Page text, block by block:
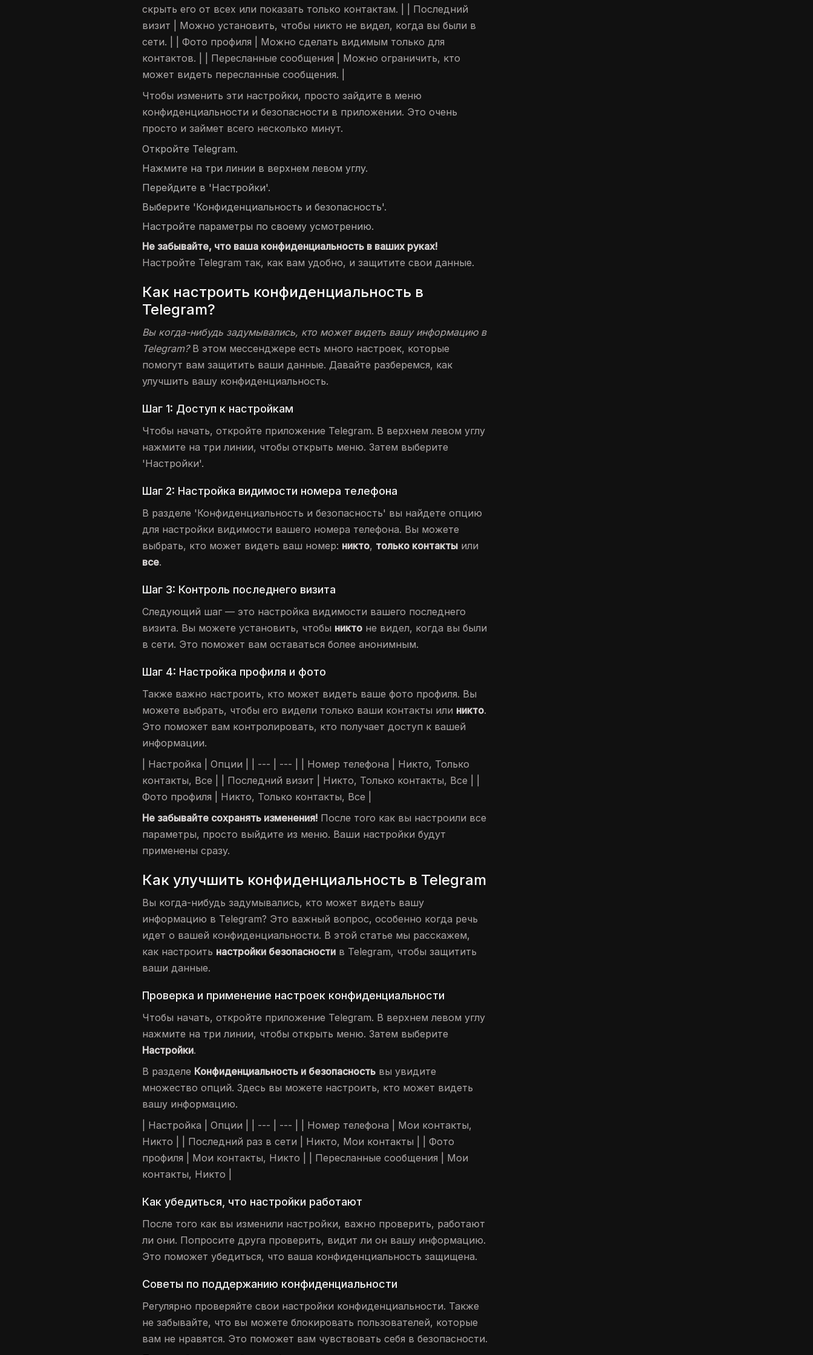
скрыть его от всех или показать только контактам. | | Последний
визит | Можно установить, чтобы никто не видел, когда вы были в
сети. | | Фото профиля | Можно сделать видимым только для
контактов. | | Пересланные сообщения | Можно ограничить, кто
может видеть пересланные сообщения. |
Чтобы изменить эти настройки, просто зайдите в меню
конфиденциальности и безопасности в приложении. Это очень
просто и займет всего несколько минут.
Откройте Telegram.
Нажмите на три линии в верхнем левом углу.
Перейдите в 'Настройки'.
Выберите 'Конфиденциальность и безопасность'.
Настройте параметры по своему усмотрению.
Не забывайте, что ваша конфиденциальность в ваших руках!
Настройте Telegram так, как вам удобно, и защитите свои данные.
Как настроить конфиденциальность в
Telegram?
Вы когда-нибудь задумывались, кто может видеть вашу информацию в
Telegram?В этом мессенджере есть много настроек, которые
помогут вам защитить ваши данные. Давайте разберемся, как
улучшить вашу конфиденциальность.
Шаг 1: Доступ к настройкам
Чтобы начать, откройте приложение Telegram. В верхнем левом углу
нажмите на три линии, чтобы открыть меню. Затем выберите
'Настройки'.
Шаг 2: Настройка видимости номера телефона
В разделе 'Конфиденциальность и безопасность' вы найдете опцию
для настройки видимости вашего номера телефона. Вы можете
выбрать, кто может видеть ваш номер: никто, только контакты или
все.
Шаг 3: Контроль последнего визита
Следующий шаг — это настройка видимости вашего последнего
визита. Вы можете установить, чтобы никто не видел, когда вы были
в сети. Это поможет вам оставаться более анонимным.
Шаг 4: Настройка профиля и фото
Также важно настроить, кто может видеть ваше фото профиля. Вы
можете выбрать, чтобы его видели только ваши контакты или никто.
Это поможет вам контролировать, кто получает доступ к вашей
информации.
| Настройка | Опции | | --- | --- | | Номер телефона | Никто, Только
контакты, Все | | Последний визит | Никто, Только контакты, Все | |
Фото профиля | Никто, Только контакты, Все |
Не забывайте сохранять изменения! После того как вы настроили все
параметры, просто выйдите из меню. Ваши настройки будут
применены сразу.
Как улучшить конфиденциальность в Telegram
Вы когда-нибудь задумывались, кто может видеть вашу
информацию в Telegram? Это важный вопрос, особенно когда речь
идет о вашей конфиденциальности. В этой статье мы расскажем,
как настроить настройки безопасности в Telegram, чтобы защитить
ваши данные.
Проверка и применение настроек конфиденциальности
Чтобы начать, откройте приложение Telegram. В верхнем левом углу
нажмите на три линии, чтобы открыть меню. Затем выберите
Настройки.
В разделе Конфиденциальность и безопасность вы увидите
множество опций. Здесь вы можете настроить, кто может видеть
вашу информацию.
| Настройка | Опции | | --- | --- | | Номер телефона | Мои контакты,
Никто | | Последний раз в сети | Никто, Мои контакты | | Фото
профиля | Мои контакты, Никто | | Пересланные сообщения | Мои
контакты, Никто |
Как убедиться, что настройки работают
После того как вы изменили настройки, важно проверить, работают
ли они. Попросите друга проверить, видит ли он вашу информацию.
Это поможет убедиться, что ваша конфиденциальность защищена.
Советы по поддержанию конфиденциальности
Регулярно проверяйте свои настройки конфиденциальности. Также
не забывайте, что вы можете блокировать пользователей, которые
вам не нравятся. Это поможет вам чувствовать себя в безопасности.